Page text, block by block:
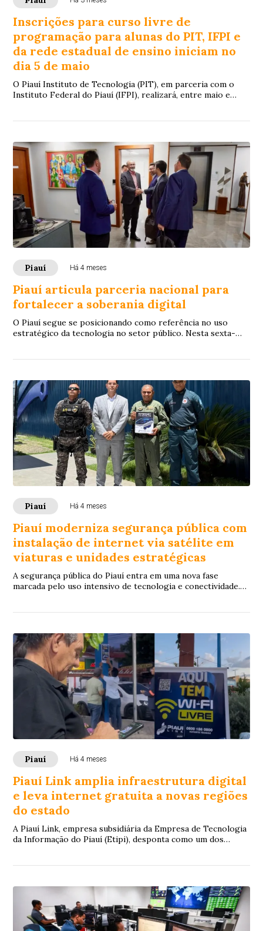
Inscrições para curso livre de
programação para alunas do PIT, IFPI e
da rede estadual de ensino iniciam no
dia 5 de maio
O Piauí Instituto de Tecnologia (PIT), em parceria com o
Instituto Federal do Piauí (IFPI), realizará, entre maio e
Piauí Há 4 meses
Piauí articula parceria nacional para
fortalecer a soberania digital
O Piauí segue se posicionando como referência no uso
estratégico da tecnologia no setor público. Nesta sexta-
Piauí Há 4 meses
Piauí moderniza segurança pública com
instalação de internet via satélite em
viaturas e unidades estratégicas
A segurança pública do Piauí entra em uma nova fase
marcada pelo uso intensivo de tecnologia e conectividade.
Piauí Há 4 meses
Piauí Link amplia infraestrutura digital
e leva internet gratuita a novas regiões
do estado
A Piauí Link, empresa subsidiária da Empresa de Tecnologia
da Informação do Piauí (Etipi), desponta como um dos